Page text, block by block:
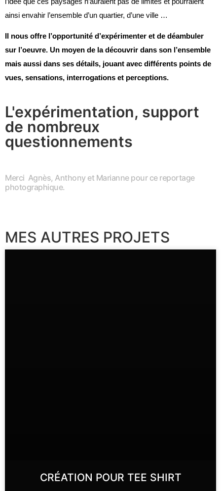
ainsi envahir l’ensemble d’un quartier, d’une ville …
Il nous offre l’opportunité d’expérimenter et de déambuler
sur l’oeuvre. Un moyen de la découvrir dans son l’ensemble
mais aussi dans ses détails, jouant avec différents points de
vues, sensations, interrogations et perceptions.
L'expérimentation, support
de nombreux
questionnements
Merci Agnès, Anthony et Marianne pour ce reportage
photographique.
MES AUTRES PROJETS
CRÉATION POUR TEE SHIRT